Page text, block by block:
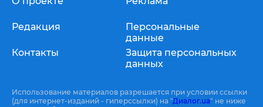
Редакция
Контакты
Персональные
данные
Защита персональных
данных
Использование материалов разрешается при условии ссылки
(для интернет-изданий - гиперссылки) на "Диалог.ua" не ниже